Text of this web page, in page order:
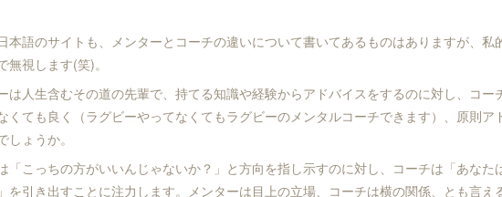
本語のサイトも、メンターとコーチの違いについて書いてあるものはありますが、私
無視します(笑)。
は人生含むその道の先輩で、持てる知識や経験からアドバイスをするのに対し、コー
くても良く（ラグビーやってなくてもラグビーのメンタルコーチできます）、原則ア
しょうか。
「こっちの方がいいんじゃないか？」と方向を指し示すのに対し、コーチは「あなた
を引き出すことに注力します。メンターは目上の立場、コーチは横の関係、とも言え